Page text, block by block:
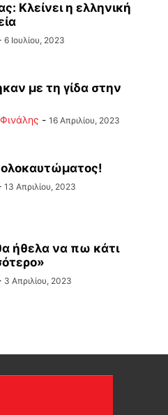
Κλείνει η ελληνική
6 Ιουλίου, 2023
με τη γίδα στην
- 16 Απριλίου, 2023
13 Απριλίου, 2023
ήθελα να πω κάτι
3 Απριλίου, 2023